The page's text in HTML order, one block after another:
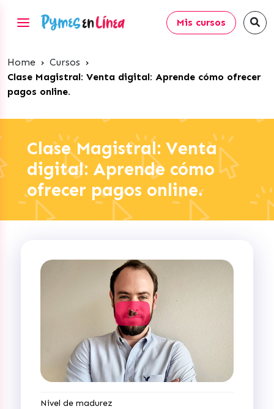
Mis cursos
Home › Cursos ›
Clase Magistral: Venta digital: Aprende cómo ofrecer
pagos online.
Clase Magistral: Venta
digital: Aprende cómo
ofrecer pagos online.
Nivel de madurez